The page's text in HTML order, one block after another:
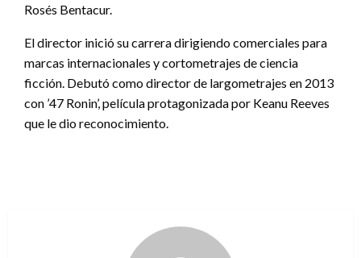
Rosés Bentacur.
El director inició su carrera dirigiendo comerciales para
marcas internacionales y cortometrajes de ciencia
ficción. Debutó como director de largometrajes en 2013
con ’47 Ronin’, película protagonizada por Keanu Reeves
que le dio reconocimiento.